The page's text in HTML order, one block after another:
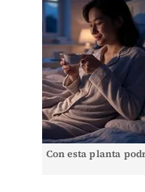
Con esta planta